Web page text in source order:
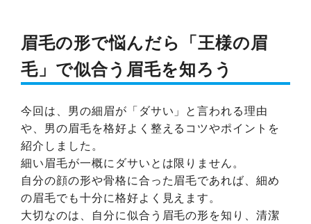
眉毛の形で悩んだら「王様の眉
毛」で似合う眉毛を知ろう
今回は、男の細眉が「ダサい」と言われる理由
や、男の眉毛を格好よく整えるコツやポイントを
紹介しました。
細い眉毛が一概にダサいとは限りません。
自分の顔の形や骨格に合った眉毛であれば、細め
の眉毛でも十分に格好よく見えます。
大切なのは、自分に似合う眉毛の形を知り、清潔